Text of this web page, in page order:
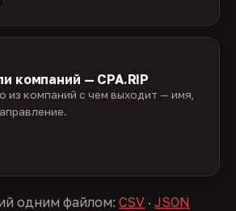
компаний — CPA.RIP
из компаний с чем выходит — имя,
одним файлом: CSV · JSON